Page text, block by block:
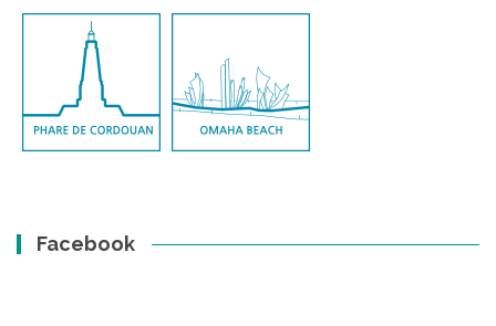
Facebook